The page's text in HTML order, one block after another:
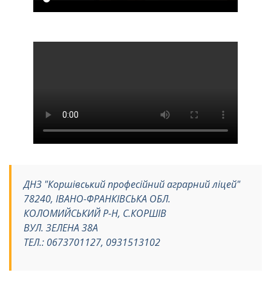
ДНЗ "Коршівський професійний аграрний ліцей"
78240, ІВАНО-ФРАНКІВСЬКА ОБЛ.
КОЛОМИЙСЬКИЙ Р-Н, С.КОРШІВ
ВУЛ. ЗЕЛЕНА 38А
ТЕЛ.: 0673701127, 0931513102